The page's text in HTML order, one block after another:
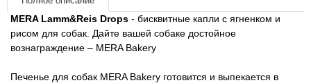
MERA Lamm&Reis Drops - бисквитные капли с ягненком и
рисом для собак. Дайте вашей собаке достойное
вознаграждение – MERA Bakery
Печенье для собак MERA Bakery готовится и выпекается в
Архив / Снято с производства